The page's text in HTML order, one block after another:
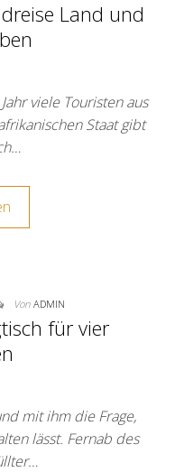
Land und
viele Touristen aus
Staat gibt
Von ADMIN
für vier
mit ihm die Frage,
lässt. Fernab des